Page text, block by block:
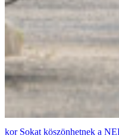
Sokat köszönhetnek a